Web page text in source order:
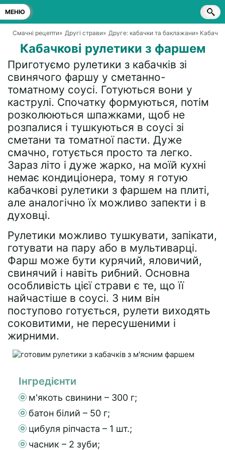
МЕНЮ
Смачні рецепти» Другі страви» Друге: кабачки та баклажани»
Кабачкові рулетики з фаршем
Приготуємо рулетики з кабачків зі
свинячого фаршу у сметанно-
томатному соусі. Готуються вони у
каструлі. Спочатку формуються, потім
розколюються шпажками, щоб не
розпалися і тушкуються в соусі зі
сметани та томатної пасти. Дуже
смачно, готується просто та легко.
Зараз літо і дуже жарко, на моїй кухні
немає кондиціонера, тому я готую
кабачкові рулетики з фаршем на плиті,
але аналогічно їх можливо запекти і в
духовці.
Рулетики можливо тушкувати, запікати,
готувати на пару або в мультиварці.
Фарш може бути курячий, яловичий,
свинячий і навіть рибний. Основна
особливість цієї страви є те, що її
найчастіше в соусі. З ним він
поступово готується, рулети виходять
соковитими, не пересушеними і
жирними.
Інгредієнти
м'якоть свинини – 300 г;
батон білий – 50 г;
цибуля ріпчаста – 1 шт.;
часник – 2 зуби;